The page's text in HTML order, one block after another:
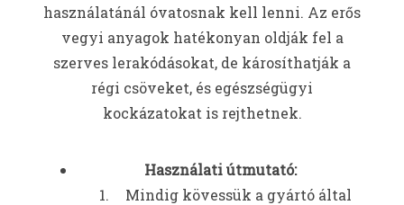
használatánál óvatosnak kell lenni. Az erős
vegyi anyagok hatékonyan oldják fel a
szerves lerakódásokat, de károsíthatják a
régi csöveket, és egészségügyi
kockázatokat is rejthetnek.
Használati útmutató:
Mindig kövessük a gyártó által